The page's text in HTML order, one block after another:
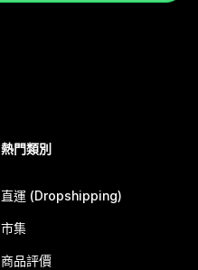
熱門類別
直運 (Dropshipping)
市集
商品評價